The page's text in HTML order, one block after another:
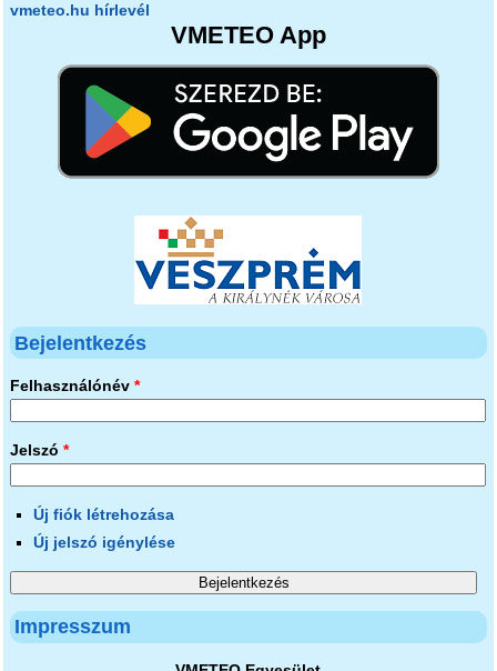
vmeteo.hu hírlevél
VMETEO App
Bejelentkezés
Felhasználónév *
Jelszó *
Új fiók létrehozása
Új jelszó igénylése
Impresszum